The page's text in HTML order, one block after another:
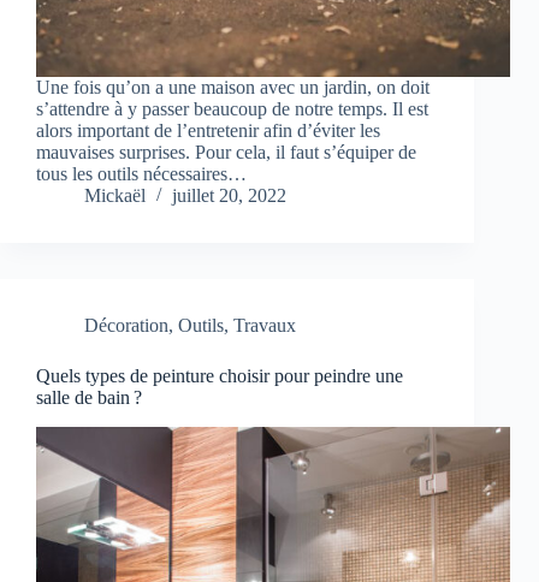
Une fois qu’on a une maison avec un jardin, on doit
s’attendre à y passer beaucoup de notre temps. Il est
alors important de l’entretenir afin d’éviter les
mauvaises surprises. Pour cela, il faut s’équiper de
tous les outils nécessaires…
Mickaël
juillet 20, 2022
Décoration, Outils, Travaux
Quels types de peinture choisir pour peindre une
salle de bain ?